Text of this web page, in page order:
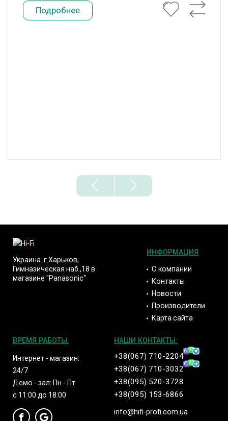
Подробнее
Украина. г.Харьков,
Гимназическая наб.,18 в
магазине "Panasonic"
ИНФОРМАЦИЯ
О компании
Контакты
Новости
Производители
Карта сайта
ВРЕМЯ РАБОТЫ:
Интернет - магазин:
24/7
Демо - зал: Пн - Пт
с 11:00 до 18:00
НАШИ КОНТАКТЫ:
+38(067) 710-2204
+38(067) 710-3032
+38(095) 520-3728
+38(095) 153-6866
info@hifi-profi.com.ua